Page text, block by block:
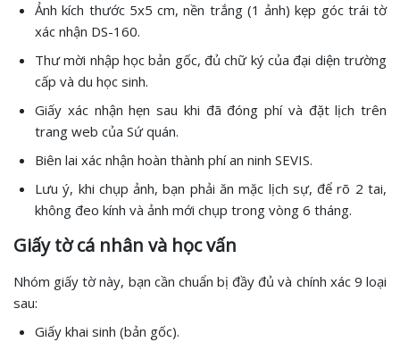
Ảnh kích thước 5x5 cm, nền trắng (1 ảnh) kẹp góc trái tờ
xác nhận DS-160.
Thư mời nhập học bản gốc, đủ chữ ký của đại diện trường
cấp và du học sinh.
Giấy xác nhận hẹn sau khi đã đóng phí và đặt lịch trên
trang web của Sứ quán.
Biên lai xác nhận hoàn thành phí an ninh SEVIS.
Lưu ý, khi chụp ảnh, bạn phải ăn mặc lịch sự, để rõ 2 tai,
không đeo kính và ảnh mới chụp trong vòng 6 tháng.
Giấy tờ cá nhân và học vấn
Nhóm giấy tờ này, bạn cần chuẩn bị đầy đủ và chính xác 9 loại
sau:
Giấy khai sinh (bản gốc).